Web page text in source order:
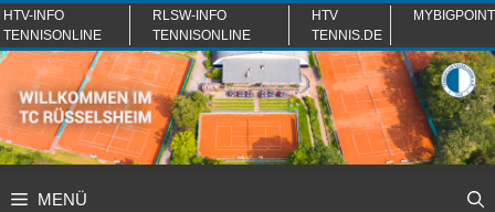
Zum
Inhalt
springen
HTV-INFO
TENNISONLINE
RLSW-INFO
TENNISONLINE
HTV
TENNIS.DE
MYBIGPOINT
MENÜ